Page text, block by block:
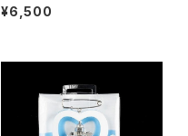
¥6,500